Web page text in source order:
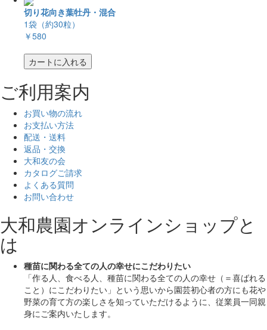
切り花向き葉牡丹・混合
1袋（約30粒）
￥580
カートに入れる
ご利用案内
お買い物の流れ
お支払い方法
配送・送料
返品・交換
大和友の会
カタログご請求
よくある質問
お問い合わせ
大和農園オンラインショップと
は
種苗に関わる全ての人の幸せにこだわりたい
「作る人、食べる人、種苗に関わる全ての人の幸せ（＝喜ばれる
こと）にこだわりたい」 という思いから園芸初心者の方にも花や
野菜の育て方の楽しさを知っていただけるように、従業員一同親
身にご案内いたします。